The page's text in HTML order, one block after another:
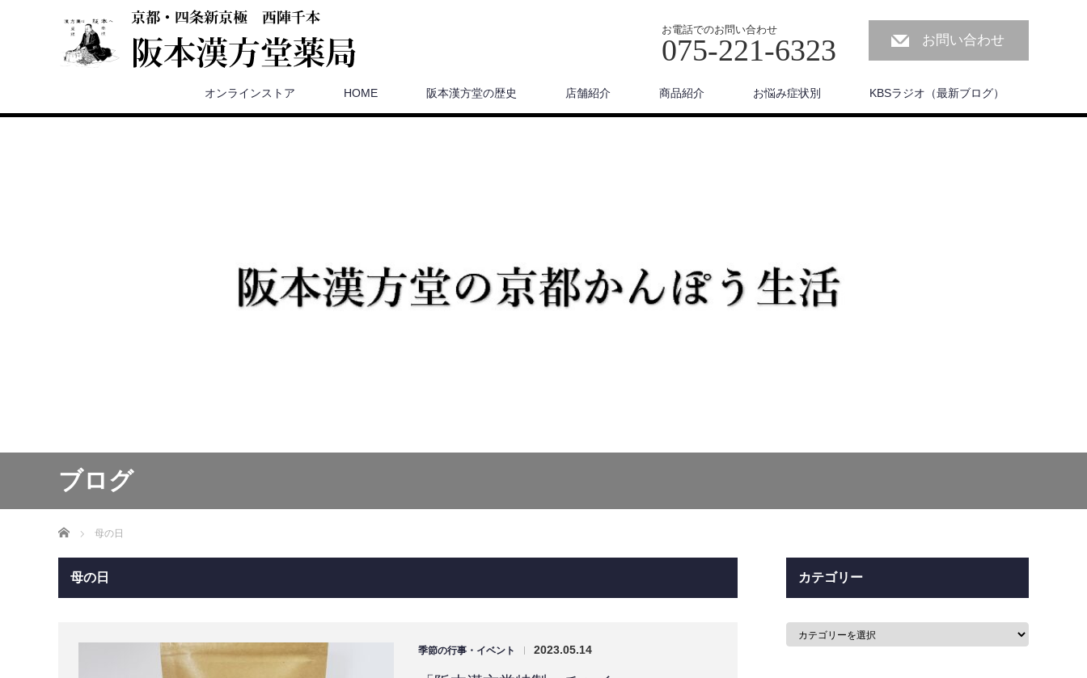
お電話でのお問い合わせ
075-221-6323 お問い合わせ
オンラインストア HOME 阪本漢方堂の歴史 店舗紹介 商品紹介 お悩み症状別 KBSラジオ（最新ブログ）
ブログ
ホーム 母の日
母の日
季節の行事・イベント | 2023.05.14
カテゴリー